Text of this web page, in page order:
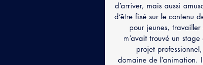
d’arriver, mais aussi
d’être fixé sur le contenu
pour jeunes,
m’avait trouvé un
projet
domaine de l’animation.